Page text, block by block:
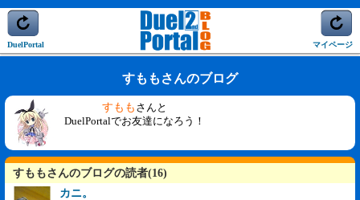
DuelPortal マイページ
すももさんのブログ
すもも さんと
DuelPortalでお友達になろう！
すももさんのブログの読者(16)
カニ。